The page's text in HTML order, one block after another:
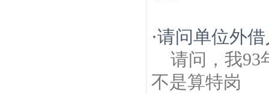
·请问单位外
请问，我93
不是算特岗